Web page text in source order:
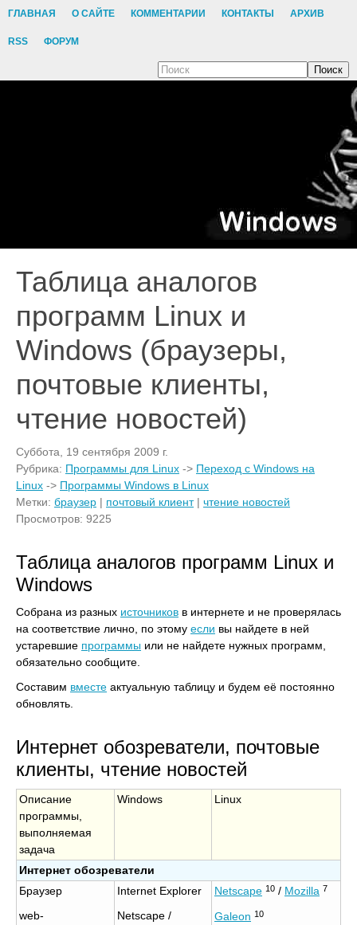
ГЛАВНАЯ О САЙТЕ КОММЕНТАРИИ КОНТАКТЫ АРХИВ
RSS ФОРУМ
Поиск
Таблица аналогов
программ Linux и
Windows (браузеры,
почтовые клиенты,
чтение новостей)
Суббота, 19 сентября 2009 г.
Рубрика: Программы для Linux -> Переход с Windows на
Linux -> Программы Windows в Linux
Метки: браузер | почтовый клиент| чтение новостей
Просмотров: 9225
Таблица аналогов программ Linux и
Windows
Собрана из разных источников в интернете и не проверялась
на соответствие лично, по этому если вы найдете в ней
устаревшие программы или не найдете нужных программ,
обязательно сообщите.
Составим вместе актуальную таблицу и будем её постоянно
обновлять.
Интернет обозреватели, почтовые
клиенты, чтение новостей
Описание
программы,
выполняемая
задача
Windows Linux
Интернет обозреватели
Браузер
web-
Internet Explorer
Netscape /
Netscape 10 / Mozilla 7
Galeon 10